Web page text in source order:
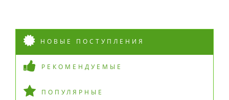
НОВЫЕ ПОСТУПЛЕНИЯ
РЕКОМЕНДУЕМЫЕ
ПОПУЛЯРНЫЕ